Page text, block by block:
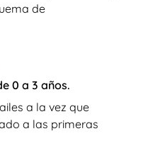
de
0 a 3 años.
a la vez que
a las primeras